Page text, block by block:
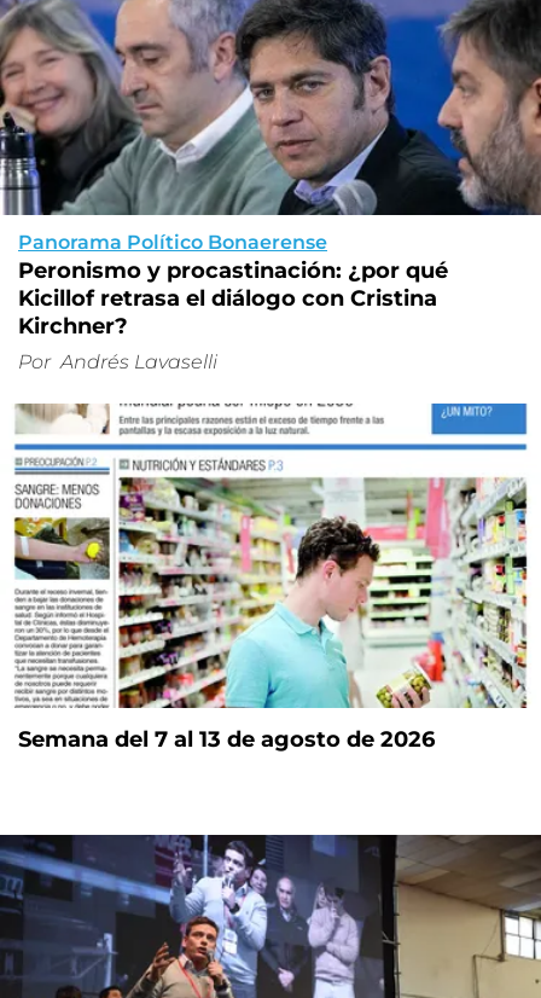
Panorama Político Bonaerense
Peronismo y procastinación: ¿por qué
Kicillof retrasa el diálogo con Cristina
Kirchner?
Por Andrés Lavaselli
Semana del 7 al 13 de agosto de 2026